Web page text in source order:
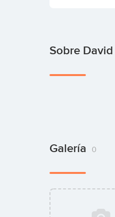
Sobre
Galería 0